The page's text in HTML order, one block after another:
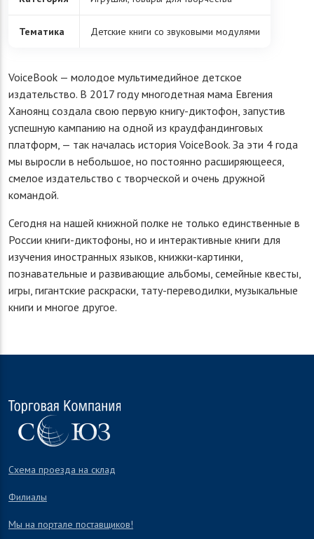
Тематика Детские книги со звуковыми модулями
VoiceBook — молодое мультимедийное детское
издательство. В 2017 году многодетная мама Евгения
Ханоянц создала свою первую книгу-диктофон, запустив
успешную кампанию на одной из краудфандинговых
платформ, — так началась история VoiceBook. За эти 4 года
мы выросли в небольшое, но постоянно расширяющееся,
смелое издательство с творческой и очень дружной
командой.
Сегодня на нашей книжной полке не только единственные в
России книги-диктофоны, но и интерактивные книги для
изучения иностранных языков, книжки-картинки,
познавательные и развивающие альбомы, семейные квесты,
игры, гигантские раскраски, тату-переводилки, музыкальные
книги и многое другое.
Схема проезда на склад
Филиалы
Мы на портале поставщиков!